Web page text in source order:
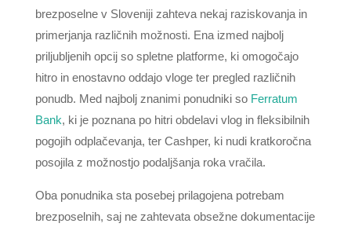
brezposelne v Sloveniji zahteva nekaj raziskovanja in
primerjanja različnih možnosti. Ena izmed najbolj
priljubljenih opcij so spletne platforme, ki omogočajo
hitro in enostavno oddajo vloge ter pregled različnih
ponudb. Med najbolj znanimi ponudniki so Ferratum
Bank, ki je poznana po hitri obdelavi vlog in fleksibilnih
pogojih odplačevanja, ter Cashper, ki nudi kratkoročna
posojila z možnostjo podaljšanja roka vračila.
Oba ponudnika sta posebej prilagojena potrebam
brezposelnih, saj ne zahtevata obsežne dokumentacije